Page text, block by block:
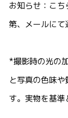
お知らせ：こ
第、メールにて
*撮影時の光の
と写真の色味
す。実物を基